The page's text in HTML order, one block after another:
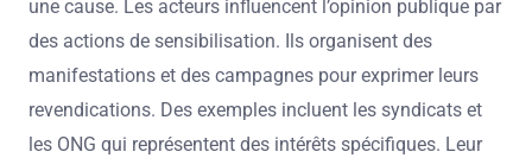
une cause. Les acteurs influencent l’opinion publique par
des actions de sensibilisation. Ils organisent des
manifestations et des campagnes pour exprimer leurs
revendications. Des exemples incluent les syndicats et
les ONG qui représentent des intérêts spécifiques. Leur